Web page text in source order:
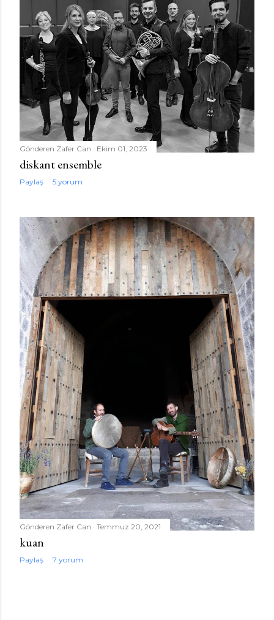
Gönderen Zafer Can Ekim 01, 2023
diskant ensemble
Paylaş 5 yorum
Gönderen Zafer Can Temmuz 20, 2021
kuan
Paylaş 7 yorum